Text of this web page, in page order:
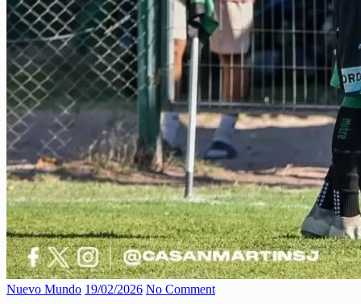
Nuevo Mundo 19/02/2026 No Comment